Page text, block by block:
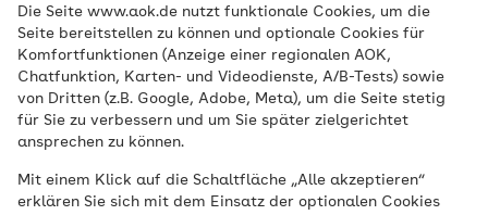
Die Seite www.aok.de nutzt funktionale Cookies, um die
Seite bereitstellen zu können und optionale Cookies für
Komfortfunktionen (Anzeige einer regionalen AOK,
Chatfunktion, Karten- und Videodienste, A/B-Tests) sowie
von Dritten (z.B. Google, Adobe, Meta), um die Seite stetig
für Sie zu verbessern und um Sie später zielgerichtet
ansprechen zu können.
Mit einem Klick auf die Schaltfläche „Alle akzeptieren“
erklären Sie sich mit dem Einsatz der optionalen Cookies
Musterwohnung
Demenz:„Zu Hause
leben – auch mit
Demenz“